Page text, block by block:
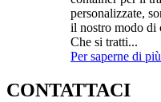
personalizzate,
il nostro modo di
Che si tratti...
Per saperne di più
CONTATTACI